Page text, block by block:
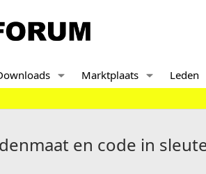
Marktplaats Leden
en code in